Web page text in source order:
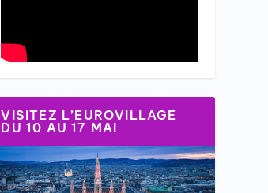
VISITEZ L’EUROVILLAGE
DU 10 AU 17 MAI